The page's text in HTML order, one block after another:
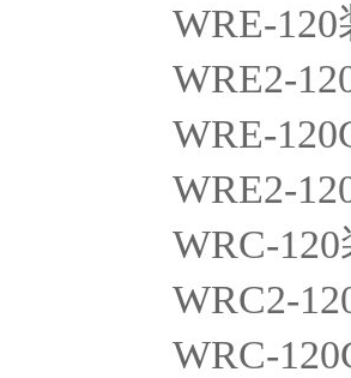
WRE-120
WRE2-
WRE-
WRE2-
WRC-120
WRC2-
WRC-